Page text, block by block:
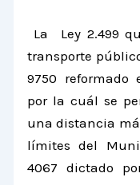
La Ley2.499
transporte
9750 reformado
por la cuál se
una distancia
límites del
4067 dictado